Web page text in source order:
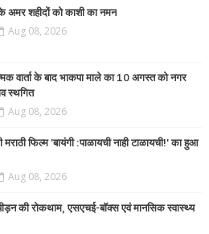
अमर शहीदों को काशी का नमन
Aug 08, 2026
वार्ता के बाद भाकपा माले का 10 अगस्त को नगर
स्थगित
Aug 08, 2026
फिल्म 'बायंगी :पाळायची नाही टाळायची!' का हुआ
Aug 08, 2026
की रोकथाम, एसएचई-बॉक्स एवं मानसिक स्वास्थ्य